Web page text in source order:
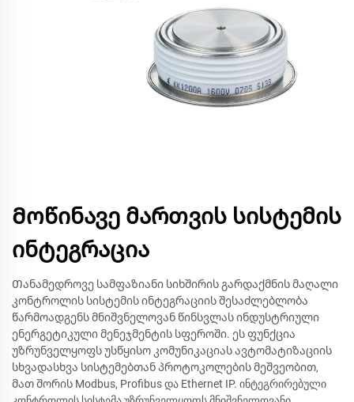
Მოწინავე მართვის სისტემის
ინტეგრაცია
Თანამედროვე სამფაზიანი სიხშირის გარდაქმნის მაღალი
კონტროლის სისტემის ინტეგრაციის შესაძლებლობა
წარმოადგენს მნიშვნელოვან წინსვლას ინდუსტრიული
ენერგეტიკული მენეჯმენტის სფეროში. ეს ფუნქცია
უზრუნველყოფს უსწყისო კომუნიკაციას ავტომატიზაციის
სხვადასხვა სისტემებთან პროტოკოლების მეშვეობით,
მათ შორის Modbus, Profibus და Ethernet IP. ინტეგრირებული